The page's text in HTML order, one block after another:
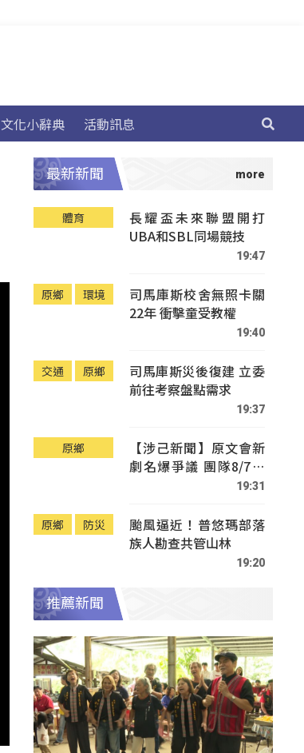
文化小辭典 活動訊息
最新新聞
體育
長耀盃未來聯盟開打
UBA和SBL同場競技
19:47
原鄉 環境
司馬庫斯校舍無照卡關
22年 衝擊童受教權
19:40
交通 原鄉
司馬庫斯災後復建 立委
前往考察盤點需求
19:37
原鄉
【涉己新聞】原文會新
劇名爆爭議 團隊8/7赴
19:31
原鄉 防災
颱風逼近！普悠瑪部落
族人勘查共管山林
19:20
推薦新聞